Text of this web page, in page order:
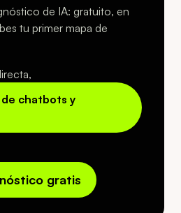
de IA: gratuito, en
tu primer mapa de
chatbots y
gratis